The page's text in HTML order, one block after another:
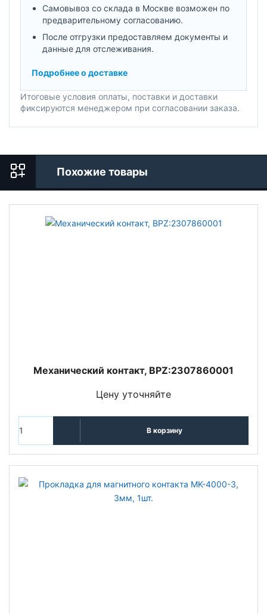
Самовывоз со склада в Москве возможен по
предварительному согласованию.
После отгрузки предоставляем документы и
данные для отслеживания.
Подробнее о доставке
Итоговые условия оплаты, поставки и доставки
фиксируются менеджером при согласовании заказа.
Похожие товары
Механический контакт, BPZ:2307860001
Цену уточняйте
В корзину